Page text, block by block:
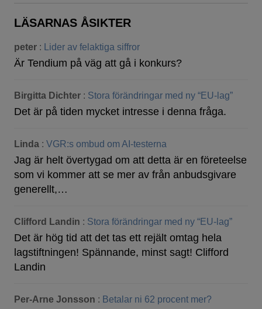
LÄSARNAS ÅSIKTER
peter : Lider av felaktiga siffror
Är Tendium på väg att gå i konkurs?
Birgitta Dichter : Stora förändringar med ny “EU-lag”
Det är på tiden mycket intresse i denna fråga.
Linda : VGR:s ombud om AI-testerna
Jag är helt övertygad om att detta är en företeelse
som vi kommer att se mer av från anbudsgivare
generellt,…
Clifford Landin : Stora förändringar med ny “EU-lag”
Det är hög tid att det tas ett rejält omtag hela
lagstiftningen! Spännande, minst sagt! Clifford
Landin
Per-Arne Jonsson : Betalar ni 62 procent mer?